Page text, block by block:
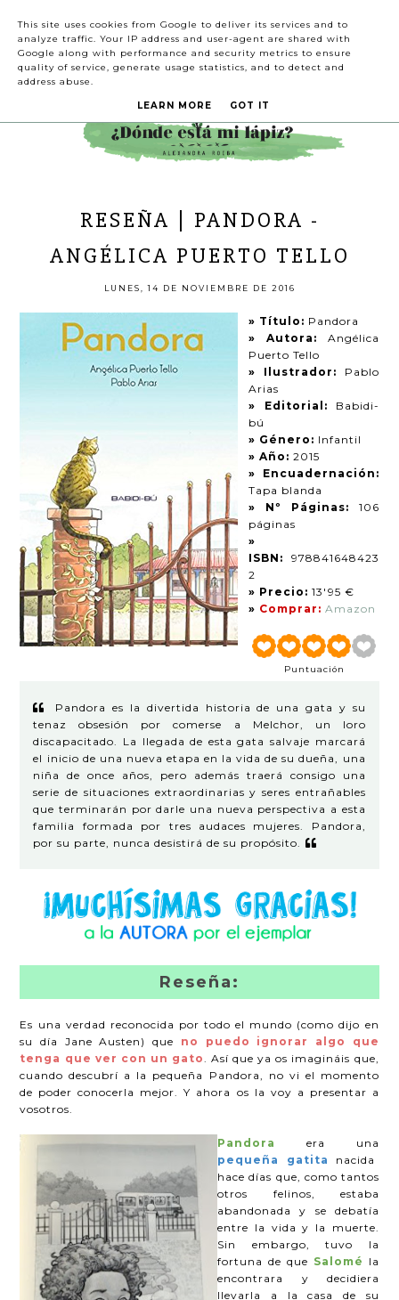
RESEÑA | PANDORA -
ANGÉLICA PUERTO TELLO
LUNES, 14 DE NOVIEMBRE DE 2016
» Título: Pandora
» Autora: Angélica
Puerto Tello
» Ilustrador: Pablo
Arias
» Editorial: Babidi-
bú
» Género: Infantil
» Año: 2015
» Encuadernación:
Tapa blanda
» Nº Páginas: 106
páginas
»
ISBN: 978841648423
2
» Precio: 13'95 €
» Comprar: Amazon
Puntuación
Pandora es la divertida historia de una gata y su
tenaz obsesión por comerse a Melchor, un loro
discapacitado. La llegada de esta gata salvaje marcará
el inicio de una nueva etapa en la vida de su dueña, una
niña de once años, pero además traerá consigo una
serie de situaciones extraordinarias y seres entrañables
que terminarán por darle una nueva perspectiva a esta
familia formada por tres audaces mujeres. Pandora,
por su parte, nunca desistirá de su propósito.
Reseña:
Es una verdad reconocida por todo el mundo (como dijo en
su día Jane Austen) que no puedo ignorar algo que
tenga que ver con un gato
. Así que ya os imagináis que,
cuando descubrí a la pequeña Pandora, no vi el momento
de poder conocerla mejor. Y ahora os la voy a presentar a
vosotros.
Pandora era una
pequeña gatita
nacida
hace días que, como tantos
otros felinos, estaba
abandonada y se debatía
entre la vida y la muerte.
Sin embargo, tuvo la
fortuna de que Salomé la
encontrara y decidiera
llevarla a la casa de su
This site uses cookies from Google to deliver its services and to
analyze traffic. Your IP address and user-agent are shared with
Google along with performance and security metrics to ensure
quality of service, generate usage statistics, and to detect and
address abuse.
LEARN MORE GOT IT